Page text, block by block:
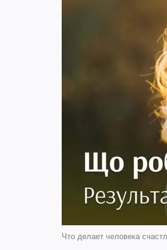
Что делает человека